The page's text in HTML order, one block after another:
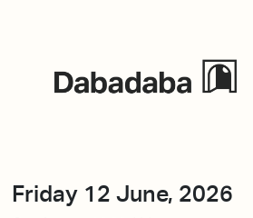
Friday 12 June, 2026